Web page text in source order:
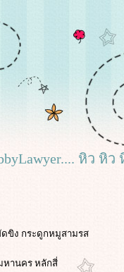
หิว หิ
ขิง กระดูกหมูสามรส
หานคร หลักสี่